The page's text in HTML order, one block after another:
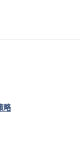
略